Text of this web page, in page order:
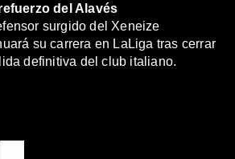
del Alavés
surgido del Xeneize
su carrera en LaLiga tras cerrar
definitiva del club italiano.